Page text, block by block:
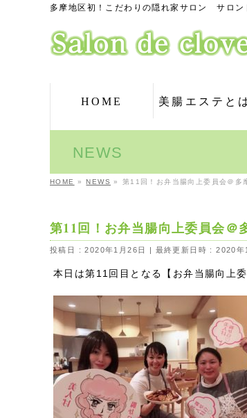
多摩地区初！こだわりの隠れ家サロン サロン
HOME 美腸エステと
NEWS
HOME » NEWS » 第11回！お弁当腸向上委員会＠多
第11回！お弁当腸向上委員会
投稿日 : 2020年1月26日 最終更新日時 : 2020年
本日は第11回目となる【お弁当腸向上